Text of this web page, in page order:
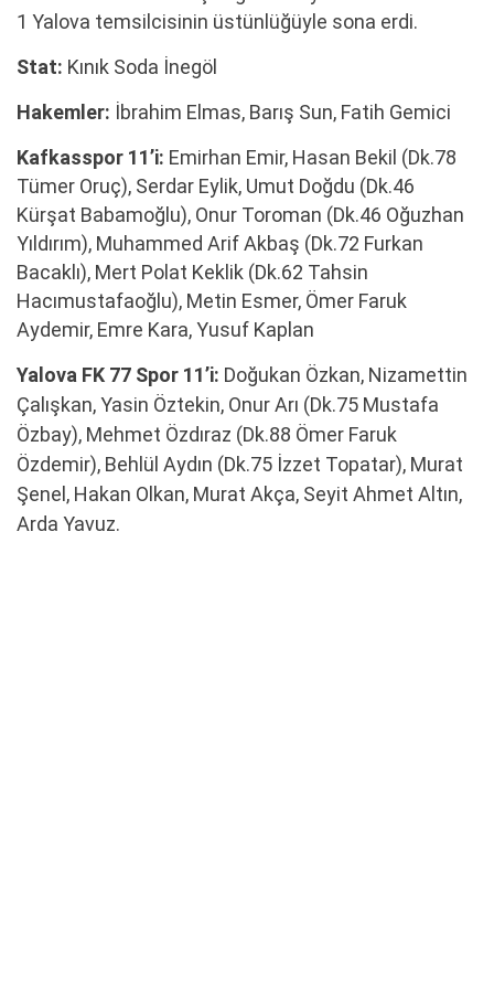
1 Yalova temsilcisinin üstünlüğüyle sona erdi.
Stat: Kınık Soda İnegöl
Hakemler: İbrahim Elmas, Barış Sun, Fatih Gemici
Kafkasspor 11’i: Emirhan Emir, Hasan Bekil (Dk.78
Tümer Oruç), Serdar Eylik, Umut Doğdu (Dk.46
Kürşat Babamoğlu), Onur Toroman (Dk.46 Oğuzhan
Yıldırım), Muhammed Arif Akbaş (Dk.72 Furkan
Bacaklı), Mert Polat Keklik (Dk.62 Tahsin
Hacımustafaoğlu), Metin Esmer, Ömer Faruk
Aydemir, Emre Kara, Yusuf Kaplan
Yalova FK 77 Spor 11’i: Doğukan Özkan, Nizamettin
Çalışkan, Yasin Öztekin, Onur Arı (Dk.75 Mustafa
Özbay), Mehmet Özdıraz (Dk.88 Ömer Faruk
Özdemir), Behlül Aydın (Dk.75 İzzet Topatar), Murat
Şenel, Hakan Olkan, Murat Akça, Seyit Ahmet Altın,
Arda Yavuz.